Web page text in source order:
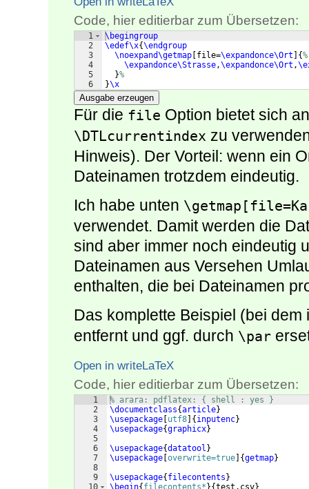
Code, hier editierbar zum Übersetzen:
1
2
3
4
5
6
\begingroup
\edef\x{\endgroup
\noexpand\getmap file=\expandonce\Ort {%
\expandonce\Strasse,\expandonce\Ort ,
}%
}\x
Ausgabe erzeugen
Für die file Option bietet sich
\DTLcurrentindex zu
Hinweis). Der Vorteil: wenn ein
Dateinamen trotzdem eindeutig.
Ich habe unten
verwendet. Damit werden die
sind aber immer noch eindeutig
Dateinamen aus Versehen
enthalten, die bei Dateinamen
Das komplette Beispiel (bei
entfernt und ggf. durch \par
Open in writeLaTeX
Code, hier editierbar zum Übersetzen:
1
2
3
4
5
6
7
8
9
% arara: pdflatex: { shell : yes }
\documentclass{article}
\usepackage utf8 { inputenc}
\usepackage{graphicx}
\usepackage{datatool }
\usepackage overwrite=true {getmap}
\usepackage{ filecontents }